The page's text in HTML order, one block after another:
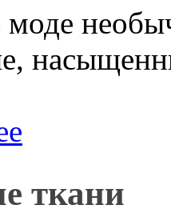
моде
ткани